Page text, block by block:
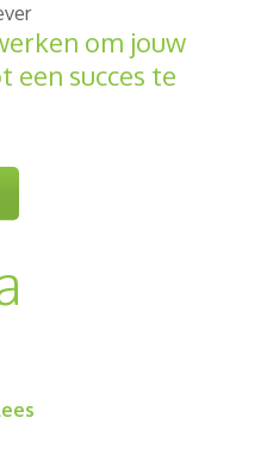
om jouw
een succes te